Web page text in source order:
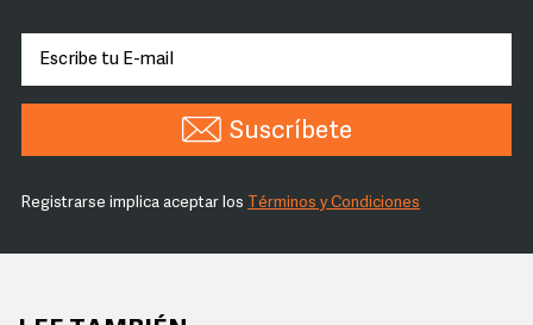
Suscríbete
Registrarse implica aceptar los Términos y Condiciones